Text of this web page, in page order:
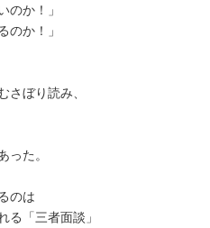
のか！」
のか！」
さぼり読み、
った。
のは
る「三者面談」